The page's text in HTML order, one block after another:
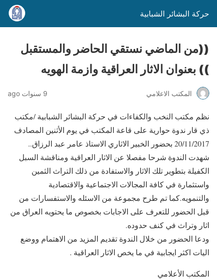
حركة البشائر الشبابية
((من الماضي نستقي الحاضر والمستقبل
)) بعنوان الاثار العراقية وازمة الهويه
المكتب الاعلامي 9 سنوات ago
نظم مكتب النخب والكفاءات في حركة البشائر الشبابية /مكتب
ذي قار ندوة حوارية على قاعة المكتب في يوم الأثنين المصادف
20/11/2017 بحضور الخبير الاثاري الاستاذ عامر عبد الرزاق..
شهدت الندوة شرحا مفصلا عن الاثار العراقية ومناقشة السبل
الكفيلة بتطوير تلك الاثار والاستفادة من ذلك التراث الثمين
واستثمارة في كافة المجالات الاجتماعية والاقتصادية
والتنمويه.كما تم طرح مجموعة من الاسئله والاستفسارات من
قبل الحضور للتعرف على الاجابات بخصوص ما يحتويه العراق من
اثار وتراث في كنف حدوده.
ودعا الحضور من خلال الندوة تقديم المزيد من الاهتمام ووضع
اليات اكثر ايجابية في ما يخص الاثار العراقية .
المكتب الأعلامي